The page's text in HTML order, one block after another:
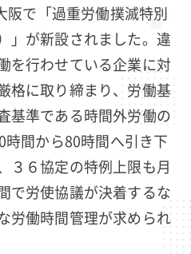
阪で「過重労働撲滅特別
」が新設されました。違
を行わせている企業に対
格に取り締まり、労働基
基準である時間外労働の
時間から80時間へ引き下
３６協定の特例上限も月
で労使協議が決着するな
労働時間管理が求められ